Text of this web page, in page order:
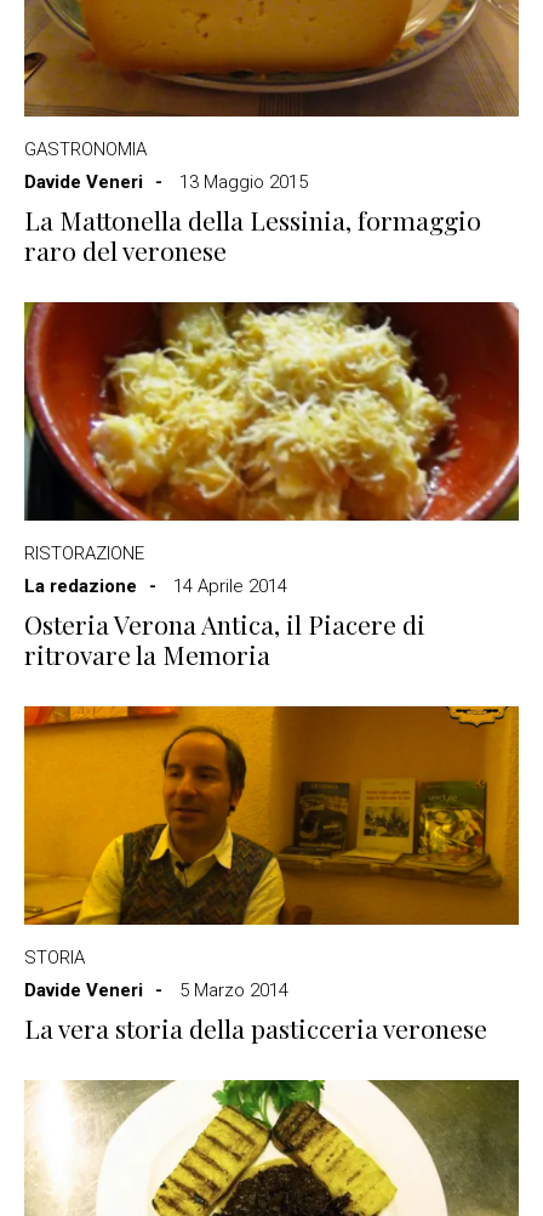
GASTRONOMIA
Davide Veneri
13 Maggio 2015
La Mattonella della Lessinia, formaggio
raro del veronese
RISTORAZIONE
La redazione
14 Aprile 2014
Osteria Verona Antica, il Piacere di
ritrovare la Memoria
STORIA
Davide Veneri
5 Marzo 2014
La vera storia della pasticceria veronese